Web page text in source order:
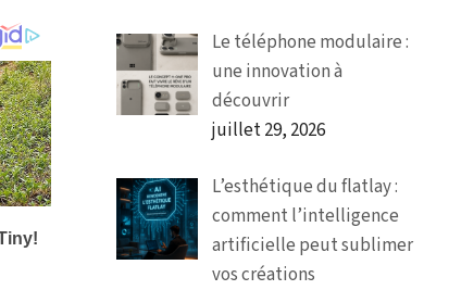
Le téléphone modulaire :
une innovation à
découvrir
juillet 29, 2026
L’esthétique du flatlay :
comment l’intelligence
artificielle peut sublimer
vos créations